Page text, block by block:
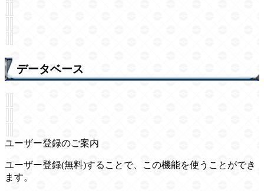
データベース
ユーザー登録のご案内
ユーザー登録(無料)することで、この機能を使うことができ
ます。